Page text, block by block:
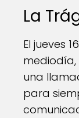
La
El jueves
una
para